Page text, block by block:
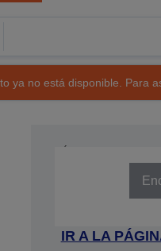
ya no está disponible. Para
IR A LA